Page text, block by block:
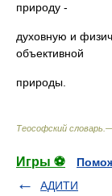
природу -
духовную и
объективной
природы.
Теософский
Игры ⚽
АДИТИ